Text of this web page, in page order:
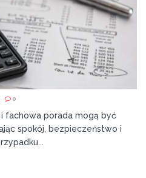
0
fachowa porada mogą być
spokój, bezpieczeństwo i